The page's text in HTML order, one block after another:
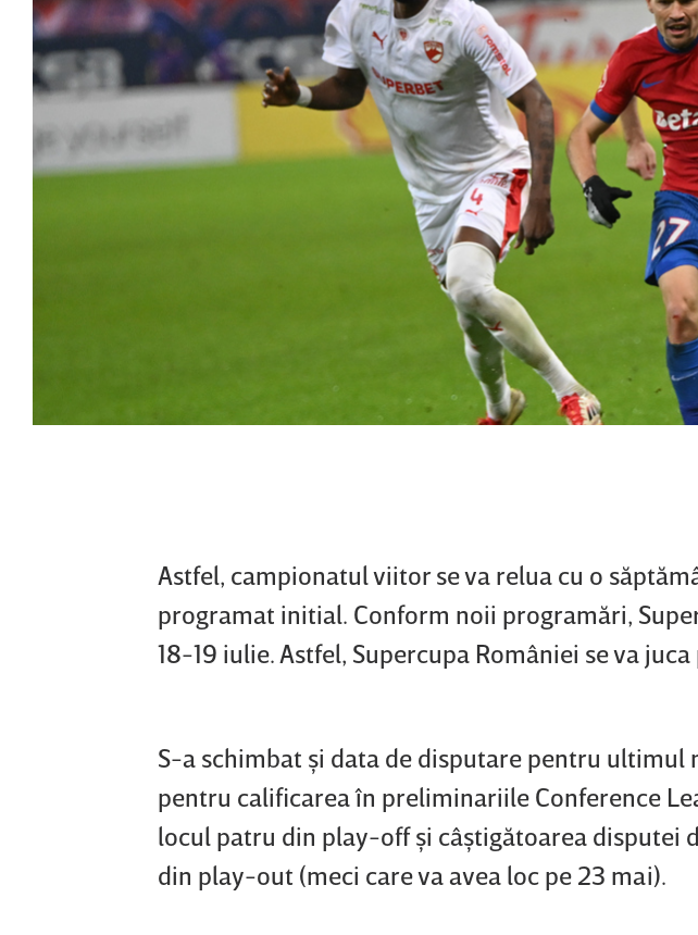
Astfel, campionatul viitor se va relua cu o
programat initial. Conform noii programări,
18-19 iulie. Astfel, Supercupa României se va juca
S-a schimbat şi data de disputare pentru ultimul
pentru calificarea în preliminariile Conference
locul patru din play-off şi câştigătoarea disputei
din play-out (meci care va avea loc pe 23 mai).